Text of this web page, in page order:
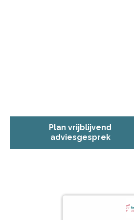
Plan vrijblijvend
adviesgesprek